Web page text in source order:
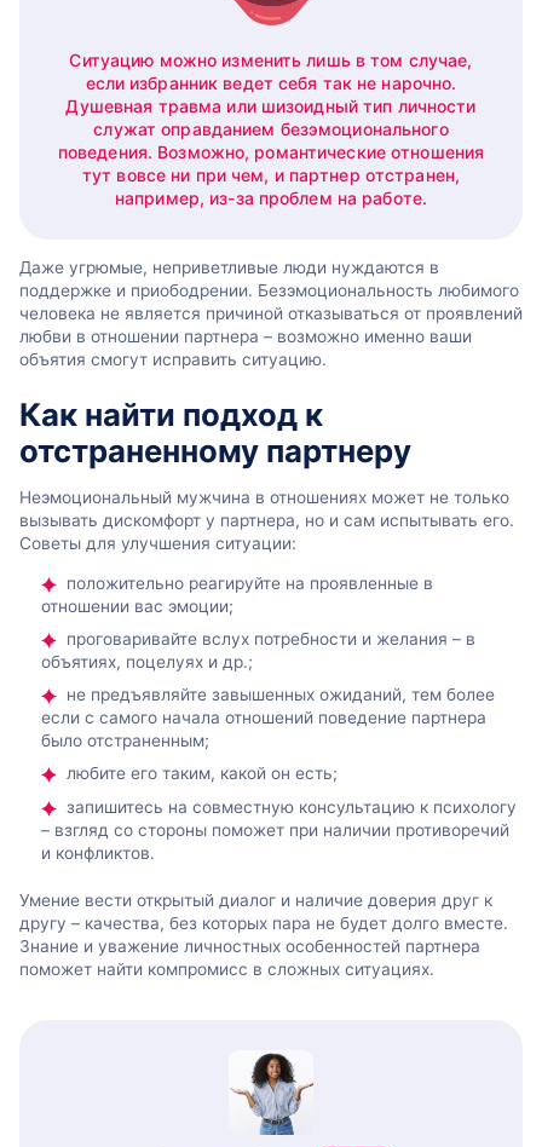
Ситуацию можно изменить лишь в том случае,
если избранник ведет себя так не нарочно.
Душевная травма или шизоидный тип личности
служат оправданием безэмоционального
поведения. Возможно, романтические отношения
тут вовсе ни при чем, и партнер отстранен,
например, из-за проблем на работе.
Даже угрюмые, неприветливые люди нуждаются в
поддержке и приободрении. Безэмоциональность любимого
человека не является причиной отказываться от проявлений
любви в отношении партнера – возможно именно ваши
объятия смогут исправить ситуацию.
Как найти подход к
отстраненному партнеру
Неэмоциональный мужчина в отношениях может не только
вызывать дискомфорт у партнера, но и сам испытывать его.
Советы для улучшения ситуации:
положительно реагируйте на проявленные в
отношении вас эмоции;
проговаривайте вслух потребности и желания – в
объятиях, поцелуях и др.;
не предъявляйте завышенных ожиданий, тем более
если с самого начала отношений поведение партнера
было отстраненным;
любите его таким, какой он есть;
запишитесь на совместную консультацию к психологу
– взгляд со стороны поможет при наличии противоречий
и конфликтов.
Умение вести открытый диалог и наличие доверия друг к
другу – качества, без которых пара не будет долго вместе.
Знание и уважение личностных особенностей партнера
поможет найти компромисс в сложных ситуациях.